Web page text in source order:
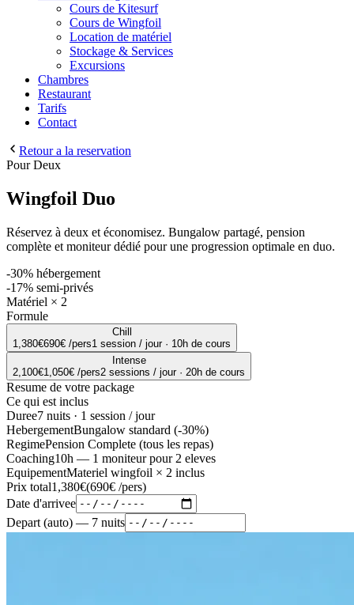
Cours de Kitesurf
Cours de Wingfoil
Location de matériel
Stockage & Services
Excursions
Chambres
Restaurant
Tarifs
Contact
Retour a la reservation
Pour Deux
Wingfoil Duo
Réservez à deux et économisez. Bungalow partagé, pension
complète et moniteur dédié pour une progression optimale en duo.
-30% hébergement
-17% semi-privés
Matériel × 2
Formule
Chill
1,380€690€ /pers1 session / jour· 10h de cours
Intense
2,100€1,050€ /pers2 sessions / jour· 20h de cours
Resume de votre package
Ce qui est inclus
Duree7 nuits · 1 session / jour
HebergementBungalow standard (-30%)
RegimePension Complete (tous les repas)
Coaching10h — 1 moniteur pour 2 eleves
EquipementMateriel wingfoil × 2 inclus
Prix total1,380€(690€ /pers)
Date d'arrivee
Depart (auto) — 7 nuits